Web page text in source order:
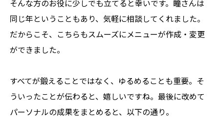
そんな方のお役に少しでも立てると幸いです。瞳さんは
同じ年ということもあり、気軽に相談してくれました。
だからこそ、こちらもスムーズにメニューが作成・変更
ができました。
すべてが鍛えることではなく、ゆるめることも重要。そ
ういったことが伝わると、嬉しいですね。最後に改めて
パーソナルの成果をまとめると、以下の通り。